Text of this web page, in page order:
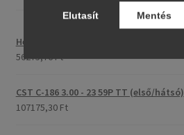
Heidenau 5.00 - 16 76P P29 TT
56275,76 Ft
CST C-186 3.00 - 23 59P TT (első/hátsó)
107175,30 Ft
Elutasít Mentés